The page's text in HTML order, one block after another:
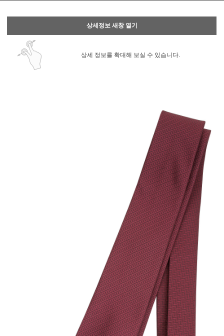
상세정보 새창 열기
상세 정보를 확대해 보실 수 있습니다.